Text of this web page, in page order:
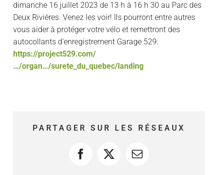
dimanche 16 juillet 2023 de 13 h à 16 h 30 au Parc des
Deux Rivières. Venez les voir! Ils pourront entre autres
vous aider à protéger votre vélo et remettront des
autocollants d’enregistrement Garage 529.
https://project529.com/
…/organ…/surete_du_quebec/landing
PARTAGER SUR LES RÉSEAUX
Facebook
X Courriel